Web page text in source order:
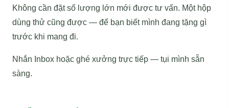
Không cần đặt số lượng lớn mới được tư vấn. Một hộp
dùng thử cũng được — để bạn biết mình đang tặng gì
trước khi mang đi.
Nhắn Inbox hoặc ghé xưởng trực tiếp — tụi mình sẵn
sàng.